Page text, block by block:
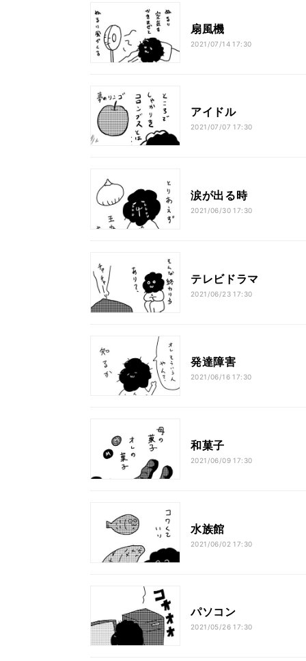
扇風機
2021/07/14 17:30
アイドル
2021/07/07 17:30
涙が出る時
2021/06/30 17:30
テレビドラマ
2021/06/23 17:30
発達障害
2021/06/16 17:30
和菓子
2021/06/09 17:30
水族館
2021/06/02 17:30
パソコン
2021/05/26 17:30